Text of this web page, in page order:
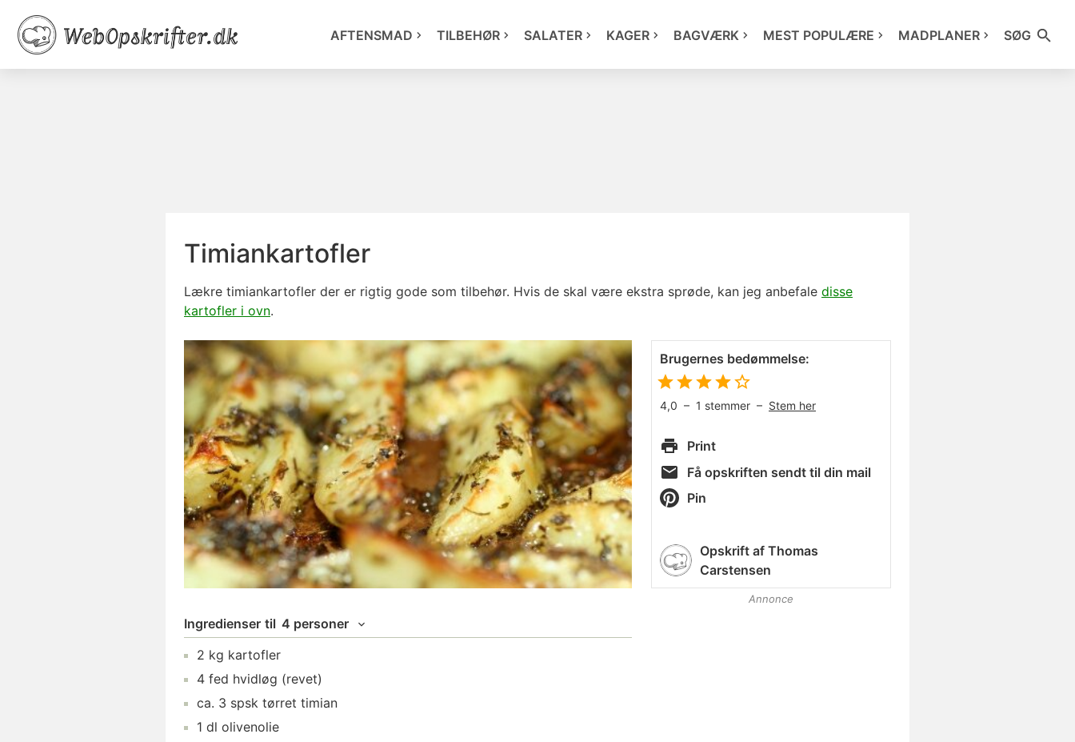
AFTENSMAD TILBEHØR SALATER KAGER BAGVÆRK MEST POPULÆRE MADPLANER SØG
Timiankartofler
Lækre timiankartofler der er rigtig gode som tilbehør. Hvis de skal være ekstra sprøde, kan jeg anbefale disse
kartofler i ovn.
Ingredienser til 4 personer
2 kg kartofler
4 fed hvidløg (revet)
ca. 3 spsk tørret timian
1 dl olivenolie
Brugernes bedømmelse:
4,0 – 1 stemmer – Stem her
Print
Få opskriften sendt til din mail
Pin
Opskrift af Thomas
Carstensen
Annonce